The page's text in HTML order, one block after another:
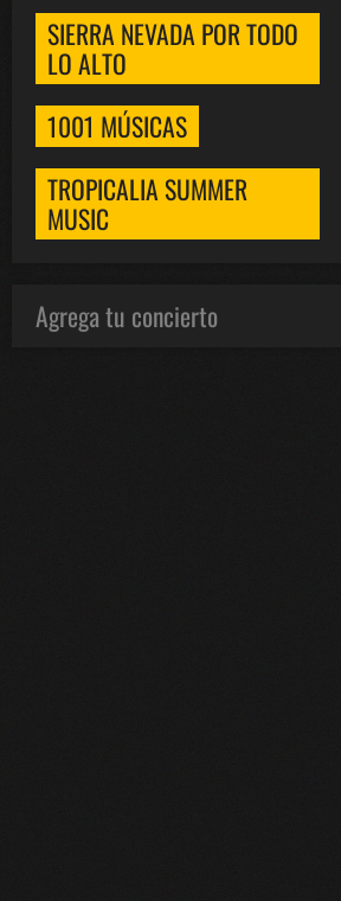
SIERRA NEVADA POR TODO
LO ALTO
1001 MÚSICAS
TROPICALIA SUMMER
MUSIC
Agrega tu concierto